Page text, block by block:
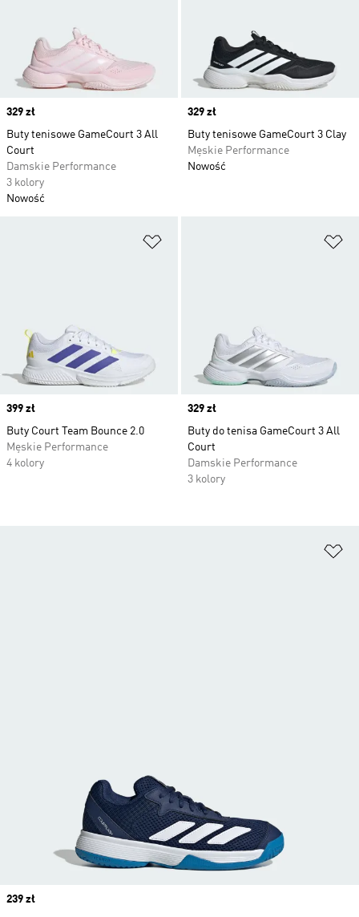
Price
329 zł
Buty tenisowe GameCourt 3 All
Court
Damskie Performance
3 kolory
Nowość
Price
329 zł
Buty tenisowe GameCourt 3 Clay
Męskie Performance
Nowość
Price
399 zł
Buty Court Team Bounce 2.0
Męskie Performance
4 kolory
Price
329 zł
Buty do tenisa GameCourt 3 All
Court
Damskie Performance
3 kolory
Price
239 zł